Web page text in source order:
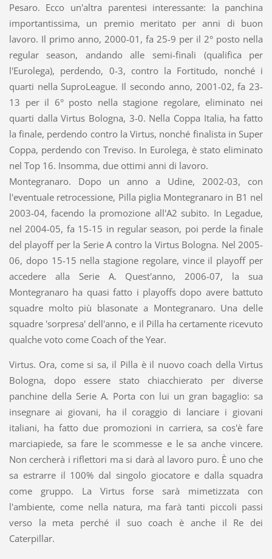
Pesaro. Ecco un'altra parentesi interessante: la panchina
importantissima, un premio meritato per anni di buon
lavoro. Il primo anno, 2000-01, fa 25-9 per il 2° posto nella
regular season, andando alle semi-finali (qualifica per
l'Eurolega), perdendo, 0-3, contro la Fortitudo, nonché i
quarti nella SuproLeague. Il secondo anno, 2001-02, fa 23-
13 per il 6° posto nella stagione regolare, eliminato nei
quarti dalla Virtus Bologna, 3-0. Nella Coppa Italia, ha fatto
la finale, perdendo contro la Virtus, nonché finalista in Super
Coppa, perdendo con Treviso. In Eurolega, è stato eliminato
nel Top 16. Insomma, due ottimi anni di lavoro.
Montegranaro. Dopo un anno a Udine, 2002-03, con
l'eventuale retrocessione, Pilla piglia Montegranaro in B1 nel
2003-04, facendo la promozione all'A2 subito. In Legadue,
nel 2004-05, fa 15-15 in regular season, poi perde la finale
del playoff per la Serie A contro la Virtus Bologna. Nel 2005-
06, dopo 15-15 nella stagione regolare, vince il playoff per
accedere alla Serie A. Quest'anno, 2006-07, la sua
Montegranaro ha quasi fatto i playoffs dopo avere battuto
squadre molto più blasonate a Montegranaro. Una delle
squadre 'sorpresa' dell'anno, e il Pilla ha certamente ricevuto
qualche voto come Coach of the Year.
Virtus. Ora, come si sa, il Pilla è il nuovo coach della Virtus
Bologna, dopo essere stato chiacchierato per diverse
panchine della Serie A. Porta con lui un gran bagaglio: sa
insegnare ai giovani, ha il coraggio di lanciare i giovani
italiani, ha fatto due promozioni in carriera, sa cos'è fare
marciapiede, sa fare le scommesse e le sa anche vincere.
Non cercherà i riflettori ma si darà al lavoro puro. È uno che
sa estrarre il 100% dal singolo giocatore e dalla squadra
come gruppo. La Virtus forse sarà mimetizzata con
l'ambiente, come nella natura, ma farà tanti piccoli passi
verso la meta perché il suo coach è anche il Re dei
Caterpillar.